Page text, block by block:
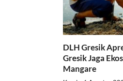
DLH Gresik
Gresik Jaga
Mangare